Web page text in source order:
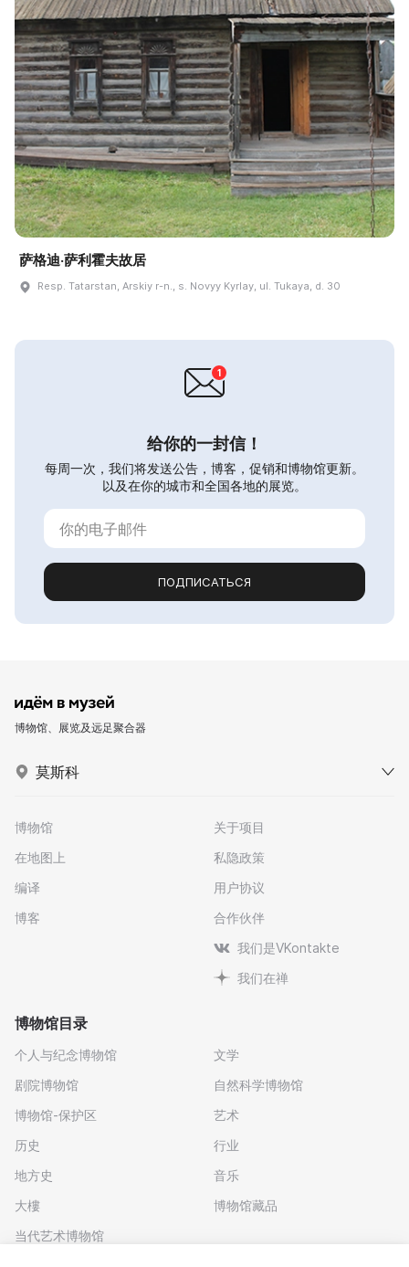
萨格迪·萨利霍夫故居
Resp. Tatarstan, Arskiy r-n., s. Novyy Kyrlay, ul. Tukaya, d. 30
给你的一封信！
每周一次，我们将发送公告，博客，促销和博物馆更新。
以及在你的城市和全国各地的展览。
ПОДПИСАТЬСЯ
博物馆、展览及远足聚合器
莫斯科
博物馆
在地图上
编译
博客
关于项目
私隐政策
用户协议
合作伙伴
我们是VKontakte
我们在禅
博物馆目录
个人与纪念博物馆
剧院博物馆
博物馆-保护区
历史
地方史
大樓
当代艺术博物馆
文学
自然科学博物馆
艺术
行业
音乐
博物馆藏品